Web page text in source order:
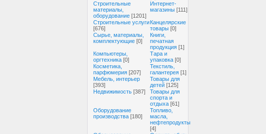
Строительные
материалы,
оборудование [1201]
Интернет-
магазины [111]
Строительные услуги
[676]
Канцелярские
товары [0]
Сырье, материалы,
комплектующие [0]
Книги,
печатная
продукция [1]
Компьютеры,
оргтехника [0]
Тара и
упаковка [0]
Косметика,
парфюмерия [207]
Текстиль,
галантерея [1]
Мебель, интерьер
[393]
Товары для
детей [125]
Недвижимость [387]
Товары для
спорта и
отдыха [61]
Оборудование
производства [180]
Топливо,
масла,
нефтепродукты
[4]